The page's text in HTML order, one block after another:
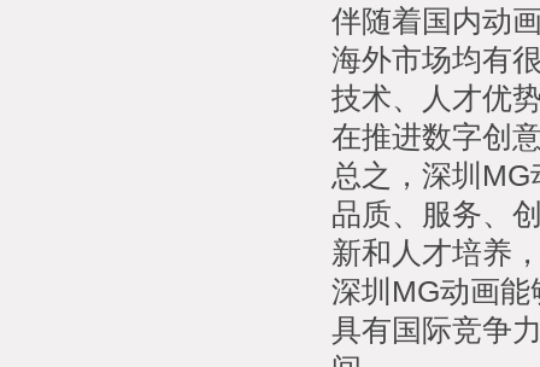
伴随着国内动
海外市场均有
技术、人才优
在推进数字创
总之，深圳
品质、服务、
新和人才培养
深圳MG动画
具有国际竞争